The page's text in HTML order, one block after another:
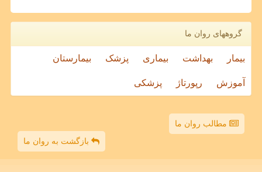
گروههای روان ما
بیمار بهداشت بیماری پزشک بیمارستان
آموزش رپورتاژ پزشکی
مطالب روان ما
بازگشت به روان ما